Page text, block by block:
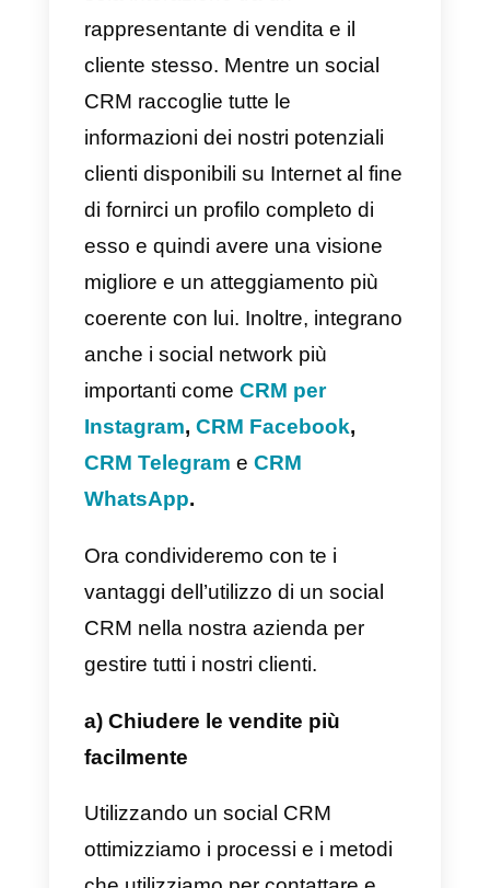
interagire con le aziende
attraverso i loro canali preferiti.
Ciò implica un migliore servizio
clienti e maggiori sondaggi di
marketing o informazioni raccolte
dai dati dei social media e dai
messaggi dei clienti.
Quali vantaggi ci offre il
social CRM?
Un social
avere un’idea chiara di questo,
dobbiamo tenere conto della
differenza tra un normale CRM e
uno social. Un normale o
tradizionale CRM è limitato alla
rappresentante di vendita e il